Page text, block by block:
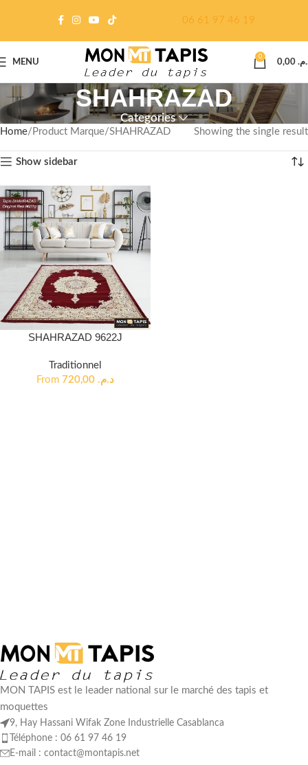
06 61 97 46 19
MENU
0
SHAHRAZAD
Categories
Home Product Marque SHAHRAZAD Showing the single result
Show sidebar
SHAHRAZAD 9622J
Traditionnel
From
د.م.
MON TAPIS est le leader national sur le marché des tapis et
moquettes
9, Hay Hassani Wifak Zone Industrielle Casablanca
Téléphone : 06 61 97 46 19
E-mail : contact@montapis.net